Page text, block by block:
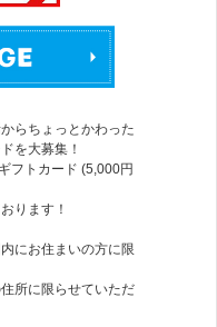
らちょっとかわった
を大募集！
フトカード (5,000円
ります！
にお住まいの方に限
所に限らせていただ